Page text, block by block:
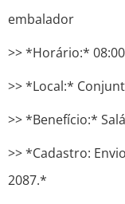
embalador
>> *Horário:*
>> *Local:*
>> *Benefício:*
>> *Cadastro:
2087.*